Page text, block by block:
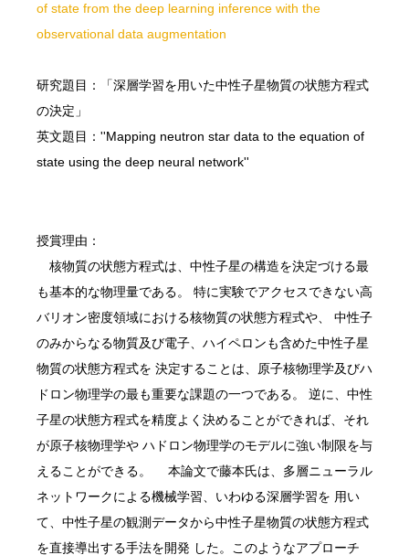
of state from the deep learning inference with the
observational data augmentation
研究題目：「深層学習を用いた中性子星物質の状態方程式
の決定」
英文題目：''Mapping neutron star data to the equation of
state using the deep neural network''
授賞理由：
核物質の状態方程式は、中性子星の構造を決定づける最
も基本的な物理量である。 特に実験でアクセスできない高
バリオン密度領域における核物質の状態方程式や、 中性子
のみからなる物質及び電子、ハイペロンも含めた中性子星
物質の状態方程式を 決定することは、原子核物理学及びハ
ドロン物理学の最も重要な課題の一つである。 逆に、中性
子星の状態方程式を精度よく決めることができれば、それ
が原子核物理学や ハドロン物理学のモデルに強い制限を与
えることができる。 本論文で藤本氏は、多層ニューラル
ネットワークによる機械学習、いわゆる深層学習を 用い
て、中性子星の観測データから中性子星物質の状態方程式
を直接導出する手法を開発 した。このようなアプローチ